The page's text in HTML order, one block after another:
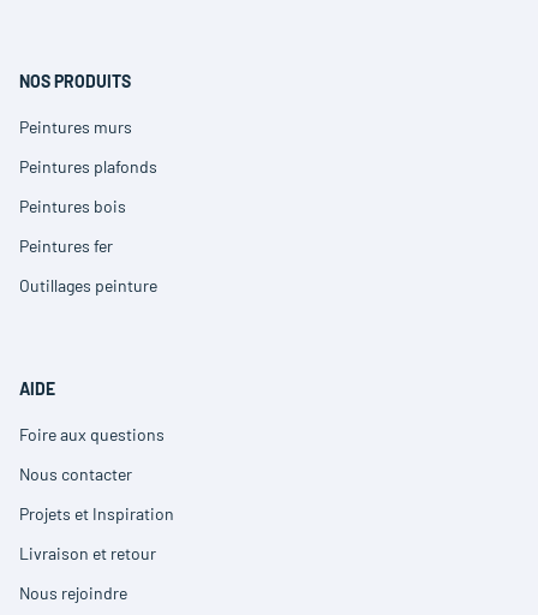
fenêtre)
NOS PRODUITS
Peintures murs
(ouvre
dans
nouvelle
Peintures plafonds
(ouvre
dans
nouvelle
Peintures bois
(ouvre
dans
nouvelle
Peintures fer
(ouvre
dans
Outillages peinture
(ouvre
fenêtre)
AIDE
Foire aux questions
(ouvre
dans
nouvelle
Nous contacter
(ouvre
dans
une
nouvelle
Projets et Inspiration
(ouvre
dans
nouvelle
Livraison et retour
(ouvre
dans
Nous rejoindre
(ouvre